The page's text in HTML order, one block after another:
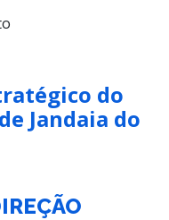
do
Jandaia do